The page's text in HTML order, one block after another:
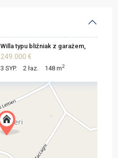
Willa typu bliźniak z garażem,
249.000 €
3 SYP. 2 łaz. 148 m2